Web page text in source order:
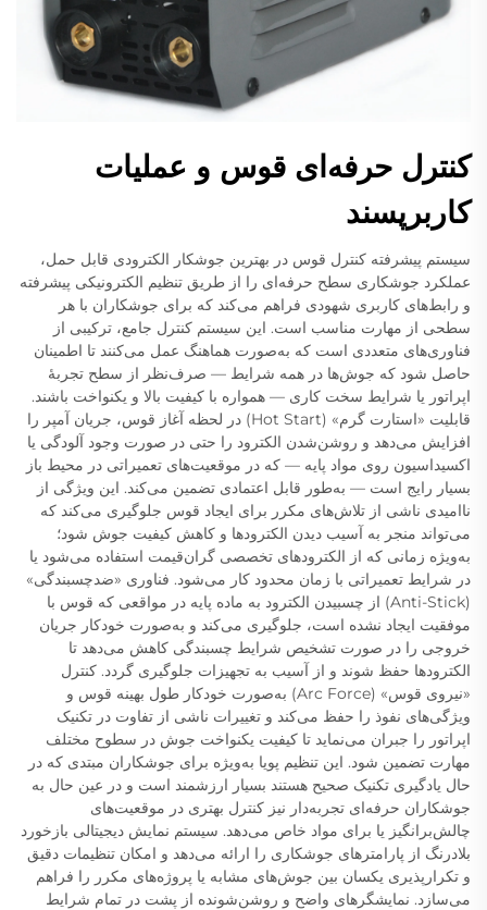
کنترل حرفه‌ای قوس و عملیات
کاربرپسند
سیستم پیشرفته کنترل قوس در بهترین جوشکار الکترودی قابل حمل،
عملکرد جوشکاری سطح حرفه‌ای را از طریق تنظیم الکترونیکی پیشرفته
و رابط‌های کاربری شهودی فراهم می‌کند که برای جوشکاران با هر
سطحی از مهارت مناسب است. این سیستم کنترل جامع، ترکیبی از
فناوری‌های متعددی است که به‌صورت هماهنگ عمل می‌کنند تا اطمینان
حاصل شود که جوش‌ها در همه شرایط — صرف‌نظر از سطح تجربهٔ
اپراتور یا شرایط سخت کاری — همواره با کیفیت بالا و یکنواخت باشند.
قابلیت «استارت گرم» (Hot Start) در لحظه آغاز قوس، جریان آمپر را
افزایش می‌دهد و روشن‌شدن الکترود را حتی در صورت وجود آلودگی یا
اکسیداسیون روی مواد پایه — که در موقعیت‌های تعمیراتی در محیط باز
بسیار رایج است — به‌طور قابل اعتمادی تضمین می‌کند. این ویژگی از
ناامیدی ناشی از تلاش‌های مکرر برای ایجاد قوس جلوگیری می‌کند که
می‌تواند منجر به آسیب دیدن الکترودها و کاهش کیفیت جوش شود؛
به‌ویژه زمانی که از الکترودهای تخصصی گران‌قیمت استفاده می‌شود یا
در شرایط تعمیراتی با زمان محدود کار می‌شود. فناوری «ضدچسبندگی»
(Anti-Stick) از چسبیدن الکترود به ماده پایه در مواقعی که قوس با
موفقیت ایجاد نشده است، جلوگیری می‌کند و به‌صورت خودکار جریان
خروجی را در صورت تشخیص شرایط چسبندگی کاهش می‌دهد تا
الکترودها حفظ شوند و از آسیب به تجهیزات جلوگیری گردد. کنترل
«نیروی قوس» (Arc Force) به‌صورت خودکار طول بهینه قوس و
ویژگی‌های نفوذ را حفظ می‌کند و تغییرات ناشی از تفاوت در تکنیک
اپراتور را جبران می‌نماید تا کیفیت یکنواخت جوش در سطوح مختلف
مهارت تضمین شود. این تنظیم پویا به‌ویژه برای جوشکاران مبتدی که در
حال یادگیری تکنیک صحیح هستند بسیار ارزشمند است و در عین حال به
جوشکاران حرفه‌ای تجربه‌دار نیز کنترل بهتری در موقعیت‌های
چالش‌برانگیز یا برای مواد خاص می‌دهد. سیستم نمایش دیجیتالی بازخورد
بلادرنگ از پارامترهای جوشکاری را ارائه می‌دهد و امکان تنظیمات دقیق
و تکرارپذیری یکسان بین جوش‌های مشابه یا پروژه‌های مکرر را فراهم
می‌سازد. نمایشگرهای واضح و روشن‌شونده از پشت در تمام شرایط